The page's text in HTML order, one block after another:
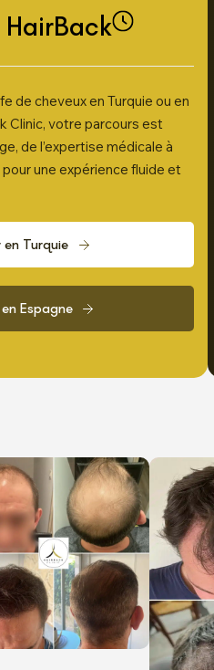
HairBack
de cheveux en Turquie ou en
Clinic, votre parcours est
de l’expertise médicale à
une expérience fluide et